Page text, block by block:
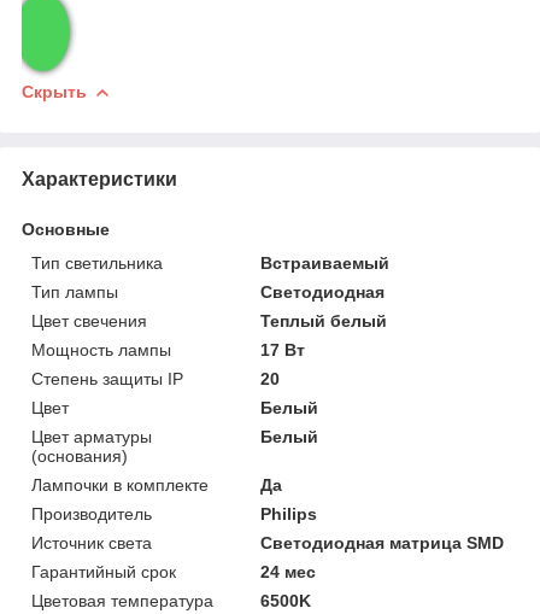
Скрыть
Характеристики
Основные
Тип светильника
Встраиваемый
Тип лампы
Светодиодная
Цвет свечения
Теплый белый
Мощность лампы
17 Вт
Степень защиты IP
20
Цвет
Белый
Цвет арматуры
(основания)
Белый
Лампочки в комплекте
Да
Производитель
Philips
Источник света
Светодиодная матрица SMD
Гарантийный срок
24 мес
Цветовая температура
6500K